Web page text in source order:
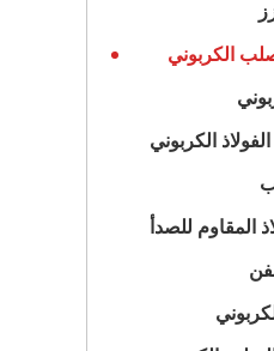
الكربوني
الكربوني
المقاوم للصدأ